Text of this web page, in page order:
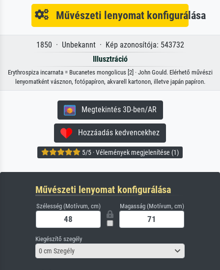
Művészeti lenyomat konfigurálása
1850 · Unbekannt · Kép azonosítója: 543732
Illusztráció
Erythrospiza incarnata = Bucanetes mongolicus [2] · John Gould. Elérhető művészi
lenyomatként vásznon, fotópapíron, akvarell kartonon, illetve japán papíron.
Megtekintés 3D-ben/AR
Hozzáadás kedvencekhez
5/5 · Vélemények megjelenítése (1)
Művészeti lenyomat konfigurálása
Szélesség (Motívum, cm) Magasság (Motívum, cm)
Kiegészítő szegély
0 cm Szegély